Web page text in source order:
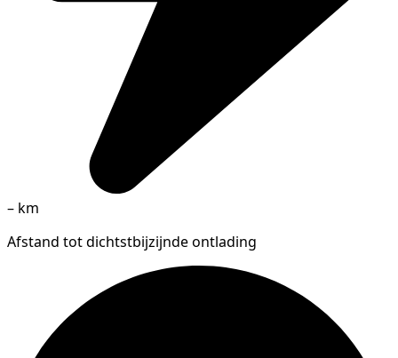
– km
Afstand tot dichtstbijzijnde ontlading